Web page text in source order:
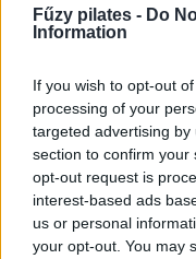
Fűzy pilates - Do
Information
If you wish to opt-out
processing of your
targeted advertising
section to confirm your
opt-out request is
interest-based ads
us or personal
your opt-out. You may
tanulhatsz,